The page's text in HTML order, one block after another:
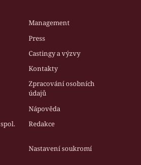
Management
Press
Castingy a výzvy
Kontakty
Zpracování osobních
údajů
Nápověda
Redakce
Nastavení soukromí